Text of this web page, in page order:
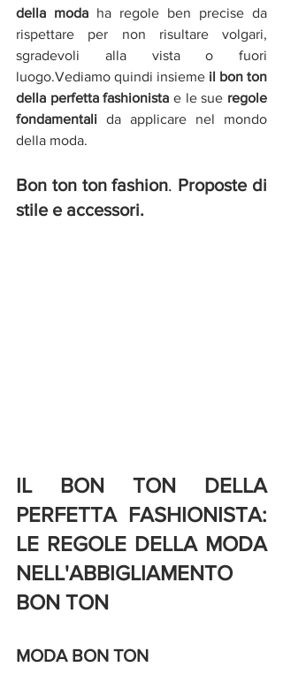
della moda ha regole ben precise da
rispettare per non risultare volgari,
sgradevoli alla vista o fuori
luogo.Vediamo quindi insieme il bon ton
della perfetta fashionista e le sue regole
fondamentali da applicare nel mondo
della moda.
Bon ton ton fashion. Proposte di
stile e accessori.
IL BON TON DELLA
PERFETTA FASHIONISTA:
LE REGOLE DELLA MODA
NELL'ABBIGLIAMENTO
BON TON
MODA BON TON